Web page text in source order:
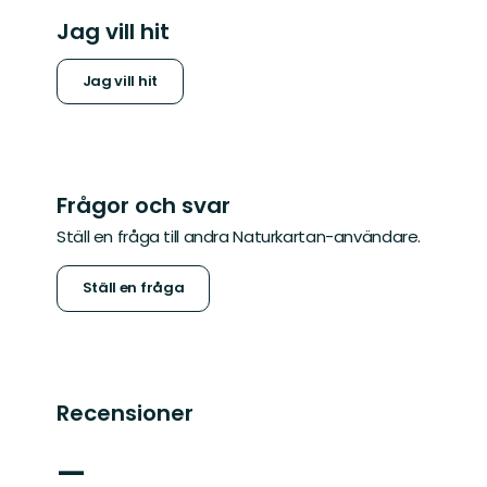
Jag vill hit
Jag vill hit
Frågor och svar
Ställ en fråga till andra Naturkartan-användare.
Ställ en fråga
Recensioner
—